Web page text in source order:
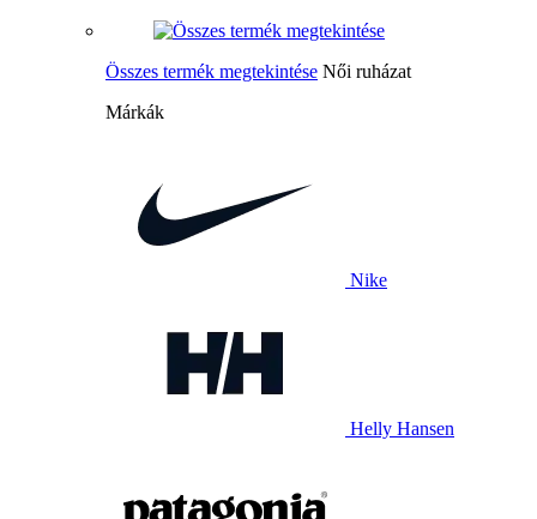
Összes termék megtekintése Női ruházat
Márkák
Nike
Helly Hansen